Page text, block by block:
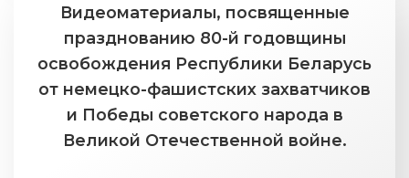
Видеоматериалы, посвященные
празднованию 80-й годовщины
освобождения Республики Беларусь
от немецко-фашистских захватчиков
и Победы советского народа в
Великой Отечественной войне.